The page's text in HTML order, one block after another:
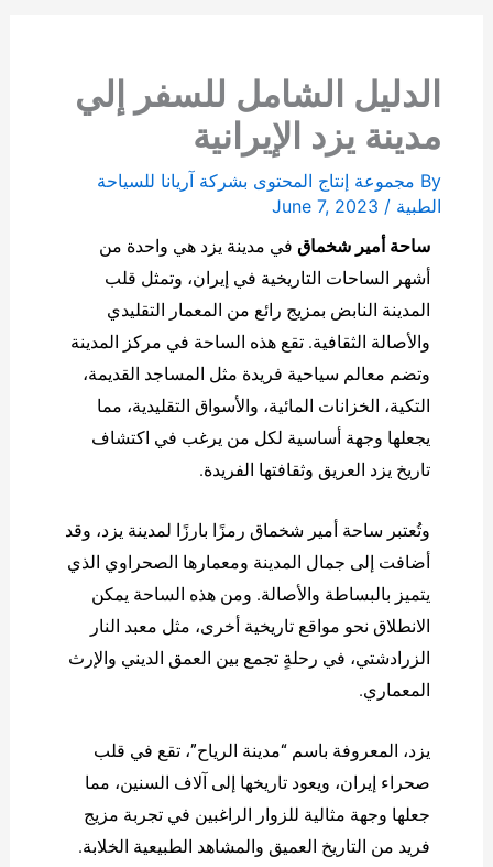
الدليل الشامل للسفر إلي
مدينة يزد الإيرانية
By مجموعة إنتاج المحتوى بشركة آریانا للسياحة
الطبیة/
June 7, 2023
ساحة أمير شخماق في مدينة يزد هي واحدة من
أشهر الساحات التاريخية في إيران، وتمثل قلب
المدينة النابض بمزيج رائع من المعمار التقليدي
والأصالة الثقافية. تقع هذه الساحة في مركز المدينة
وتضم معالم سياحية فريدة مثل المساجد القديمة،
التكية، الخزانات المائية، والأسواق التقليدية، مما
يجعلها وجهة أساسية لكل من يرغب في اكتشاف
تاريخ يزد العريق وثقافتها الفريدة.
وتُعتبر ساحة أمير شخماق رمزًا بارزًا لمدينة يزد، وقد
أضافت إلى جمال المدينة ومعمارها الصحراوي الذي
يتميز بالبساطة والأصالة. ومن هذه الساحة يمكن
الانطلاق نحو مواقع تاريخية أخرى، مثل معبد النار
الزرادشتي، في رحلةٍ تجمع بين العمق الديني والإرث
المعماري.
يزد، المعروفة باسم “مدينة الرياح”، تقع في قلب
صحراء إيران، ويعود تاريخها إلى آلاف السنين، مما
جعلها وجهة مثالية للزوار الراغبين في تجربة مزيج
فريد من التاريخ العميق والمشاهد الطبيعية الخلابة.